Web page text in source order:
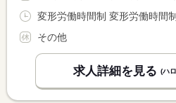
その他
求人詳細を見る (ハ